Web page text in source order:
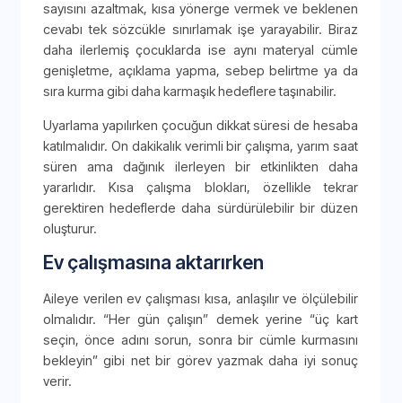
sayısını azaltmak, kısa yönerge vermek ve beklenen
cevabı tek sözcükle sınırlamak işe yarayabilir. Biraz
daha ilerlemiş çocuklarda ise aynı materyal cümle
genişletme, açıklama yapma, sebep belirtme ya da
sıra kurma gibi daha karmaşık hedeflere taşınabilir.
Uyarlama yapılırken çocuğun dikkat süresi de hesaba
katılmalıdır. On dakikalık verimli bir çalışma, yarım saat
süren ama dağınık ilerleyen bir etkinlikten daha
yararlıdır. Kısa çalışma blokları, özellikle tekrar
gerektiren hedeflerde daha sürdürülebilir bir düzen
oluşturur.
Ev çalışmasına aktarırken
Aileye verilen ev çalışması kısa, anlaşılır ve ölçülebilir
olmalıdır. “Her gün çalışın” demek yerine “üç kart
seçin, önce adını sorun, sonra bir cümle kurmasını
bekleyin” gibi net bir görev yazmak daha iyi sonuç
verir.